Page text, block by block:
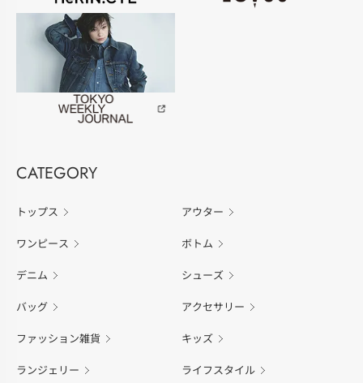
CATEGORY
トップス アウター
ワンピース ボトム
デニム シューズ
バッグ アクセサリー
ファッション雑貨 キッズ
ランジェリー ライフスタイル